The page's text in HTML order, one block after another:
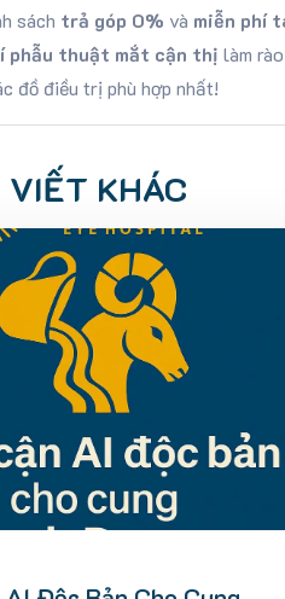
sách trả góp 0% và miễn phí
phẫu thuật mắt cận thị làm
đồ điều trị phù hợp nhất!
VIẾT KHÁC